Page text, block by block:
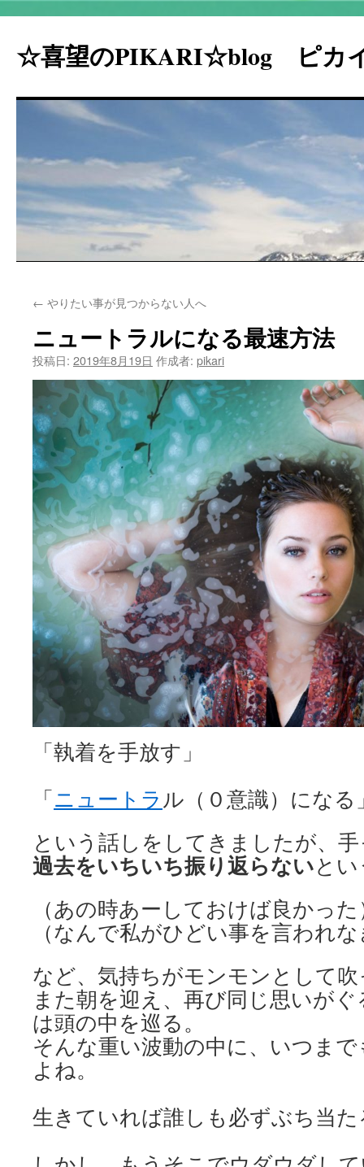
☆喜望のPIKARI☆blog ピ
ン
ン
へ
ス
キ
ッ
← やりたい事が見つからない人へ
ニュートラルになる最速方法
投稿日: 2019年8月19日 作成者: pikari
「執着を手放す」
「ニュートラル（０意識）になる
という話しをしてきましたが、
過去をいちいち振り返らないと
（あの時あーしておけば良かっ
（なんで私がひどい事を言われ
など、気持ちがモンモンとして
また朝を迎え、再び同じ思いが
は頭の中を巡る。
そんな重い波動の中に、いつま
よね。
生きていれば誰しも必ずぶち当